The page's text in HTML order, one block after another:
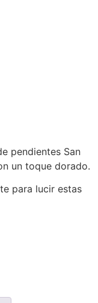
pendientes San
un toque dorado.
para lucir estas